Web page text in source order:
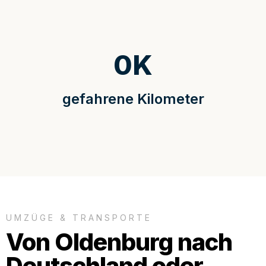
gefahrene Kilometer
0K
UMZÜGE & TRANSPORTE
Von Oldenburg nach